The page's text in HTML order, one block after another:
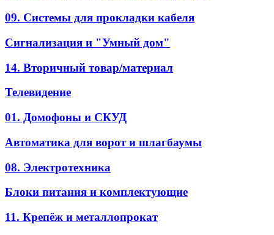
09. Системы для прокладки кабеля
Сигнализация и "Умный дом"
14. Вторичный товар/материал
Телевидение
01. Домофоны и СКУД
Автоматика для ворот и шлагбаумы
08. Электротехника
Блоки питания и комплектующие
11. Крепёж и металлопрокат